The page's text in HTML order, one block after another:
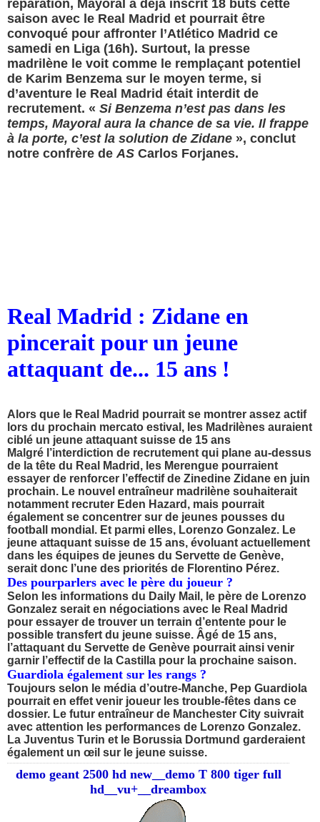
réparation, Mayoral a déjà inscrit 18 buts cette
saison avec le Real Madrid et pourrait être
convoqué pour affronter l’Atlético Madrid ce
samedi en Liga (16h). Surtout, la presse
madrilène le voit comme le remplaçant potentiel
de Karim Benzema sur le moyen terme, si
d’aventure le Real Madrid était interdit de
recrutement. « Si Benzema n’est pas dans les
temps, Mayoral aura la chance de sa vie. Il frappe
à la porte, c’est la solution de Zidane », conclut
notre confrère de AS Carlos Forjanes.
Real Madrid : Zidane en
pincerait pour un jeune
attaquant de... 15 ans !
Alors que le Real Madrid pourrait se montrer assez actif
lors du prochain mercato estival, les Madrilènes auraient
ciblé un jeune attaquant suisse de 15 ans
Malgré l’interdiction de recrutement qui plane au-dessus
de la tête du Real Madrid, les Merengue pourraient
essayer de renforcer l’effectif de Zinedine Zidane en juin
prochain. Le nouvel entraîneur madrilène souhaiterait
notamment recruter Eden Hazard, mais pourrait
également se concentrer sur de jeunes pousses du
football mondial. Et parmi elles, Lorenzo Gonzalez. Le
jeune attaquant suisse de 15 ans, évoluant actuellement
dans les équipes de jeunes du Servette de Genève,
serait donc l’une des priorités de Florentino Pérez.
Des pourparlers avec le père du joueur ?
Selon les informations du Daily Mail, le père de Lorenzo
Gonzalez serait en négociations avec le Real
Madrid
pour essayer de trouver un terrain d’entente pour le
possible transfert du jeune suisse. Âgé de 15 ans,
l’attaquant du Servette de Genève pourrait ainsi venir
garnir l’effectif de la Castilla pour la prochaine saison.
Guardiola également sur les rangs ?
Toujours selon le média d’outre-Manche, Pep Guardiola
pourrait en effet venir joueur les trouble-fêtes dans ce
dossier. Le futur entraîneur de Manchester City suivrait
avec attention les performances de Lorenzo Gonzalez.
La Juventus Turin et le Borussia Dortmund garderaient
également un œil sur le jeune suisse.
demo geant 2500 hd new__demo T 800 tiger full
hd__vu+__dreambox